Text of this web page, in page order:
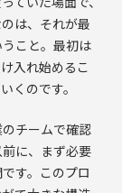
は、それが最
こと。最初は
入れ始めるこ
くのです。
チームで確認
に、まず必要
す。このプロ